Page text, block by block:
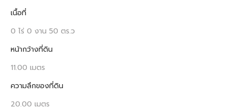
เนื้อที่
0 ไร่ 0 งาน 50 ตร.ว
หน้ากว้างที่ดิน
11.00 เมตร
ความลึกของที่ดิน
20.00 เมตร